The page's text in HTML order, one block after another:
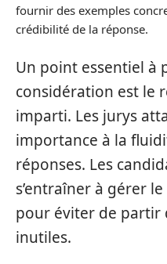
fournir des exemples
crédibilité de la réponse.
Un point essentiel à
considération est le
imparti. Les jurys
importance à la
réponses. Les
s’entraîner à gérer
pour éviter de partir
inutiles.